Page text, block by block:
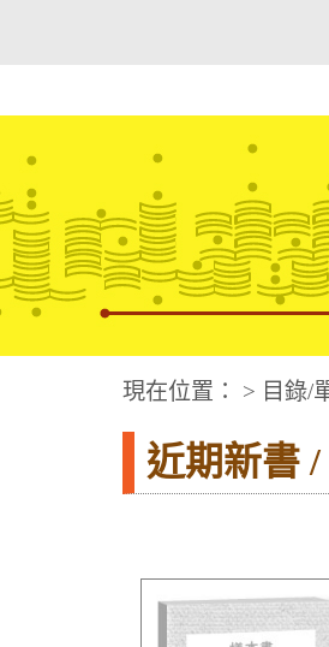
內
華文視障電子圖書網
現在位置： > 目錄/
近期新書